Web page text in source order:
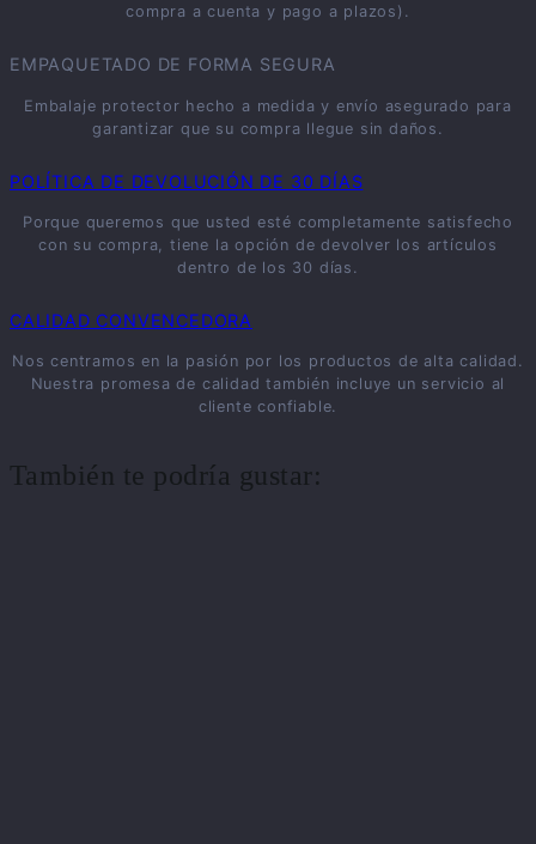
compra a cuenta y pago a plazos).
EMPAQUETADO DE FORMA SEGURA
Embalaje protector hecho a medida y envío asegurado para
garantizar que su compra llegue sin daños.
POLÍTICA DE DEVOLUCIÓN DE 30 DÍAS
Porque queremos que usted esté completamente satisfecho
con su compra, tiene la opción de devolver los artículos
dentro de los 30 días.
CALIDAD CONVENCEDORA
Nos centramos en la pasión por los productos de alta calidad.
Nuestra promesa de calidad también incluye un servicio al
cliente confiable.
También te podría gustar: